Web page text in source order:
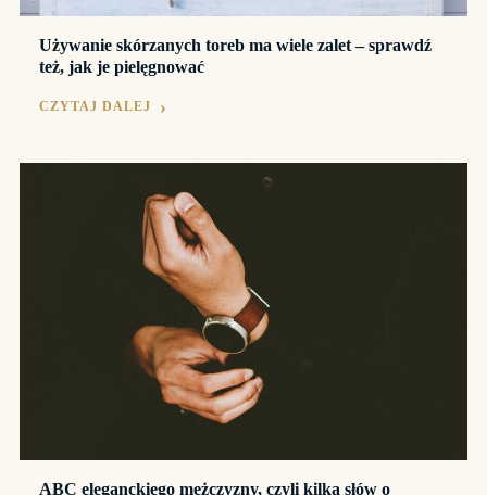
Używanie skórzanych toreb ma wiele zalet – sprawdź
też, jak je pielęgnować
CZYTAJ DALEJ
ABC eleganckiego mężczyzny, czyli kilka słów o